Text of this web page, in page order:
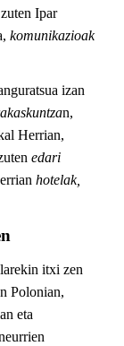
Ipar
komunikazioak
izan
n,
Herrian,
edari
hotelak,
itxi zen
Polonian,
eta